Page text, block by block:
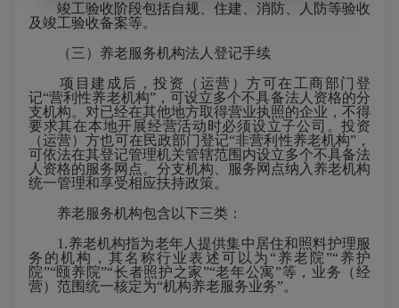
竣工验收阶段包括自规、住建、消防、人防等验收
及竣工验收备案等。
（三）养老服务机构法人登记手续
项目建成后，投资（运营）方可在工商部门登
记“营利性养老机构”，可设立多个不具备法人资格的分
支机构。对已经在其他地方取得营业执照的企业，不得
要求其在本地开展经营活动时必须设立子公司。投资
（运营）方也可在民政部门登记“非营利性养老机构”，
可依法在其登记管理机关管辖范围内设立多个不具备法
人资格的服务网点。分支机构、服务网点纳入养老机构
统一管理和享受相应扶持政策。
养老服务机构包含以下三类：
1.养老机构指为老年人提供集中居住和照料护理服
务的机构，其名称行业表述可以为“养老院”“养护
院”“颐养院”“长者照护之家”“老年公寓”等，业务（经
营）范围统一核定为“机构养老服务业务”。